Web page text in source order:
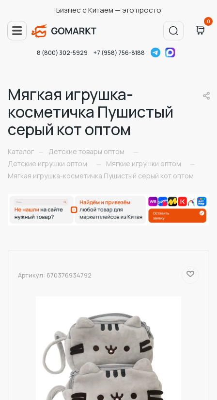
Бизнес с Китаем — это просто
0
8 (800) 302-5929 +7 (958) 756-8188
Мягкая игрушка-
косметичка Пушистый
серый кот оптом
Каталог — Детские товары оптом
—
Детские игрушки оптом
— Мягкие игрушки оптом
—
Мягкая игрушка-косметичка Пушистый серый кот оптом
Артикул: 670376934792